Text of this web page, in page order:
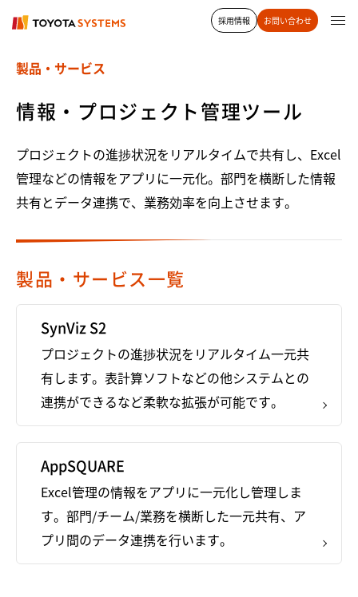
採用情報 お問い合わせ
製品・サービス
情報・プロジェクト管理ツール
プロジェクトの進捗状況をリアルタイムで共有し、Excel
管理などの情報をアプリに一元化。部門を横断した情報
共有とデータ連携で、業務効率を向上させます。
製品・サービス一覧
SynViz S2
プロジェクトの進捗状況をリアルタイム一元共
有します。表計算ソフトなどの他システムとの
連携ができるなど柔軟な拡張が可能です。
AppSQUARE
Excel管理の情報をアプリに一元化し管理しま
す。部門/チーム/業務を横断した一元共有、ア
プリ間のデータ連携を行います。